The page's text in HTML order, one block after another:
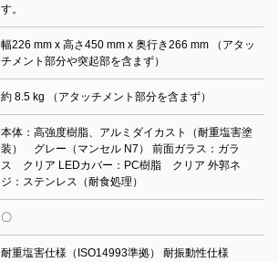
す。
幅226 mm x 高さ450 mm x 奥行き266 mm （アタッ
チメント部分や突起部を含まず）
約 8.5 kg （アタッチメント部分を含まず）
本体：高強度樹脂、アルミダイカスト（耐重塩害塗
装） グレー（マンセル N7） 前面ガラス：ガラ
ス クリア LEDカバー：PC樹脂 クリア 外郭ネ
ジ：ステンレス（耐食処理）
〇
耐重塩害仕様（ISO14993準拠） 耐振動性仕様